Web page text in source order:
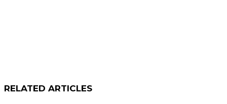
RELATED ARTICLES